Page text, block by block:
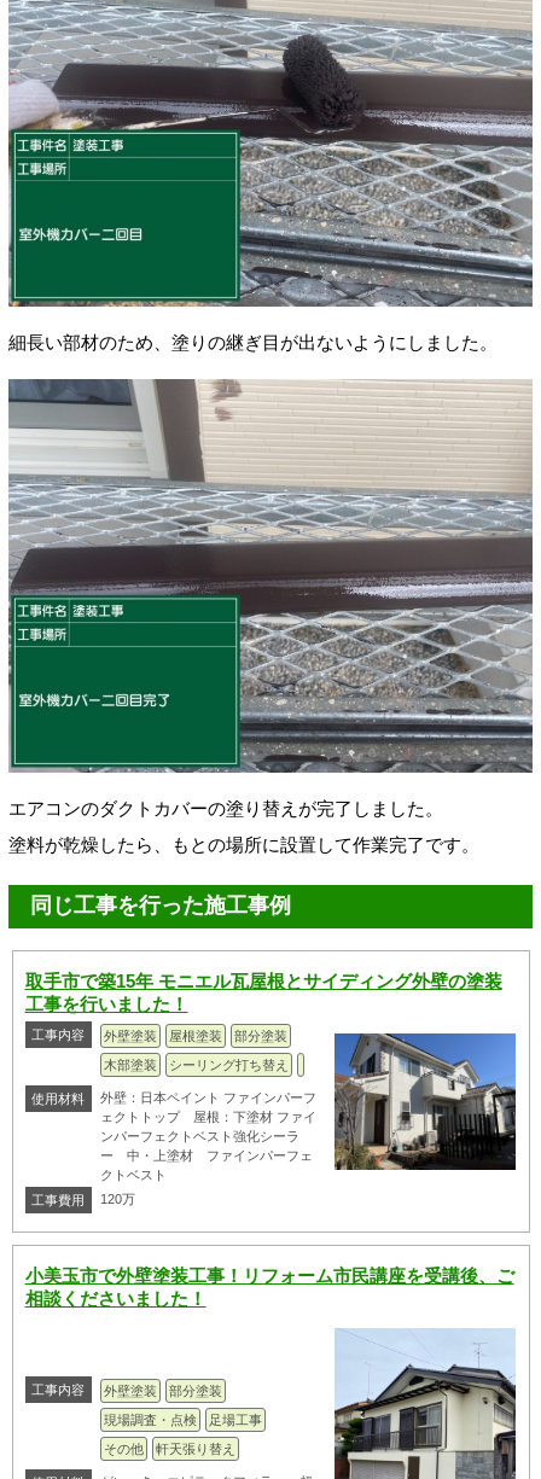
細長い部材のため、塗りの継ぎ目が出ないようにしました。
エアコンのダクトカバーの塗り替えが完了しました。
塗料が乾燥したら、もとの場所に設置して作業完了です。
同じ工事を行った施工事例
取手市で築15年 モニエル瓦屋根とサイディング外壁の塗装
工事を行いました！
工事内容 外壁塗装 屋根塗装
部分塗装
木部塗装
シーリング打ち替え
使用材料
外壁：日本ペイント ファインパーフ
ェクトトップ 屋根：下塗材 ファイ
ンパーフェクトベスト強化シーラ
ー 中・上塗材 ファインパーフェ
クトベスト
工事費用
120万
小美玉市で外壁塗装工事！リフォーム市民講座を受講後、ご
相談くださいました！
工事内容 外壁塗装
部分塗装
現場調査・点検
足場工事
その他
軒天張り替え